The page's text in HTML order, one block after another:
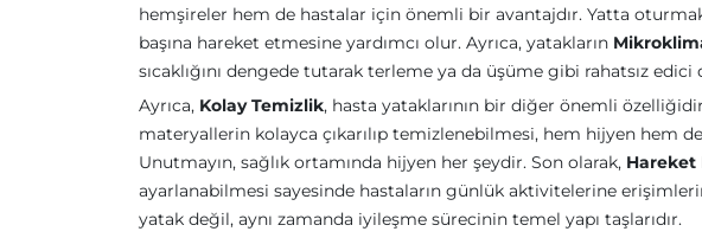
hemşireler hem de hastalar için önemli bir avantajdır. Yatta
başına hareket etmesine yardımcı olur. Ayrıca, yatakların
sıcaklığını dengede tutarak terleme ya da üşüme gibi rahatsız
Ayrıca, Kolay Temizlik, hasta yataklarının bir diğer önemli
materyallerin kolayca çıkarılıp temizlenebilmesi, hem hijyen hem
Unutmayın, sağlık ortamında hijyen her şeydir. Son olarak, Hareket
ayarlanabilmesi sayesinde hastaların günlük aktivitelerine
yatak değil, aynı zamanda iyileşme sürecinin temel yapı taşlarıdır.